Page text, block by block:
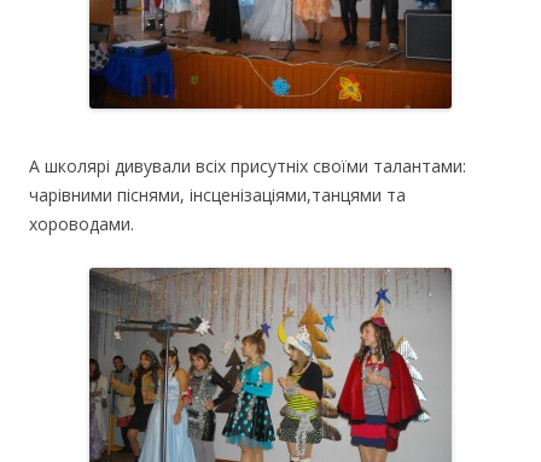
А школярі дивували всіх присутніх своїми талантами:
чарівними піснями, інсценізаціями,танцями та
хороводами.